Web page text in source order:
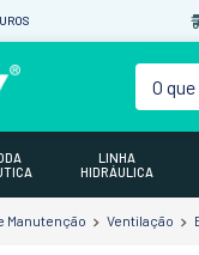
O que
LINHA
HIDRÁULICA
Manutenção Ventilação